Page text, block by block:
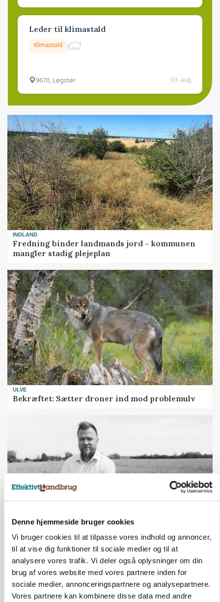
Denne hjemmeside bruger cookies
Vi bruger cookies til at tilpasse vores indhold og annoncer,
til at vise dig funktioner til sociale medier og til at
analysere vores trafik. Vi deler også oplysninger om din
brug af vores website med vores partnere inden for
sociale medier, annonceringspartnere og analysepartnere.
Vores partnere kan kombinere disse data med andre
Leder til klimastald
Klimastald
9670, Løgstør 03. aug.
INDLAND
Fredning binder landmands jord – kommunen
mangler stadig plejeplan
ULVE
Bekræftet: Sætter droner ind mod problemulv
LEDER
Det er en uskik at udlægge et røgslør om
økoproduktion
Annonce
Loading...